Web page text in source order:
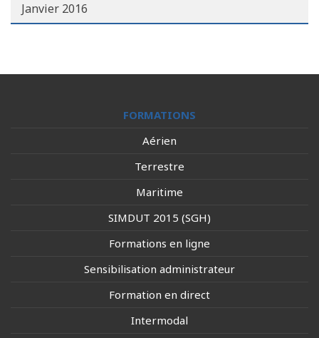
Janvier 2016
FORMATIONS
Aérien
Terrestre
Maritime
SIMDUT 2015 (SGH)
Formations en ligne
Sensibilisation administrateur
Formation en direct
Intermodal